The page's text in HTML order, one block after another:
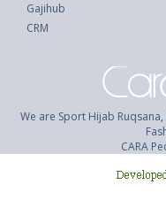
Gajihub
CRM
We are Sport Hijab
CARA